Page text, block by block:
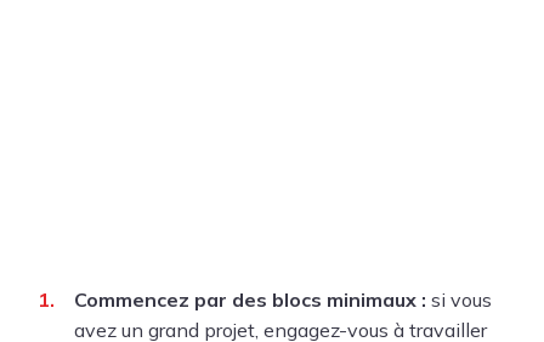
Commencez par des blocs minimaux : si vous
avez un grand projet, engagez-vous à travailler